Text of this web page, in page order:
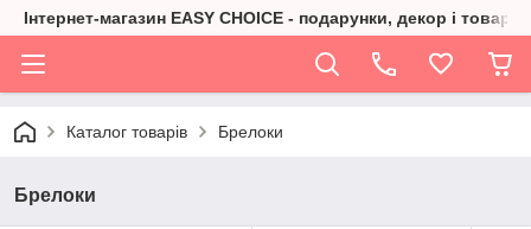
Інтернет-магазин EASY CHOICE - подарунки, декор і товари
Каталог товарів Брелоки
Брелоки